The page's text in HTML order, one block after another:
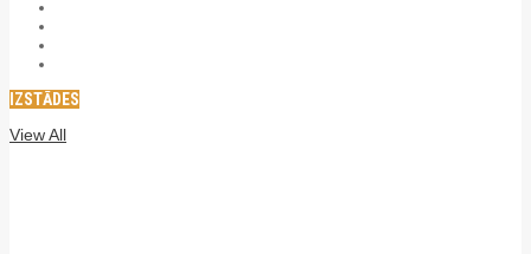
IZSTĀDES
View All